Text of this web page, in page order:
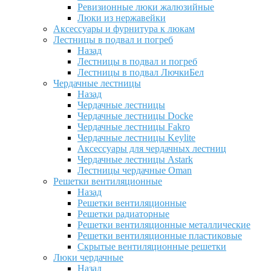
Ревизионные люки жалюзийные
Люки из нержавейки
Аксессуары и фурнитура к люкам
Лестницы в подвал и погреб
Назад
Лестницы в подвал и погреб
Лестницы в подвал ЛючкиБел
Чердачные лестницы
Назад
Чердачные лестницы
Чердачные лестницы Docke
Чердачные лестницы Fakro
Чердачные лестницы Keylite
Аксессуары для чердачных лестниц
Чердачные лестницы Astark
Лестницы чердачные Oman
Решетки вентиляционные
Назад
Решетки вентиляционные
Решетки радиаторные
Решетки вентиляционные металлические
Решетки вентиляционные пластиковые
Скрытые вентиляционные решетки
Люки чердачные
Назад